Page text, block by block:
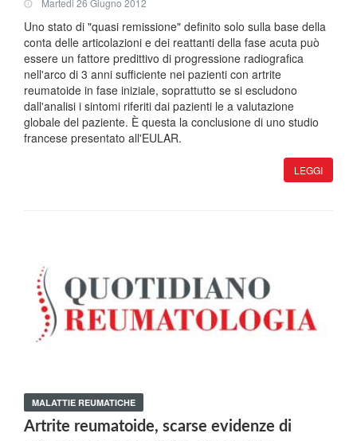
Martedi 26 Giugno 2012
Uno stato di "quasi remissione" definito solo sulla base della
conta delle articolazioni e dei reattanti della fase acuta può
essere un fattore predittivo di progressione radiografica
nell'arco di 3 anni sufficiente nei pazienti con artrite
reumatoide in fase iniziale, soprattutto se si escludono
dall'analisi i sintomi riferiti dai pazienti le a valutazione
globale del paziente. È questa la conclusione di uno studio
francese presentato all'EULAR.
LEGGI
MALATTIE REUMATICHE
Artrite reumatoide, scarse evidenze di